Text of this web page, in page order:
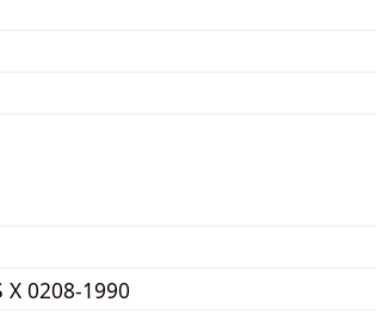
X 0208-1990